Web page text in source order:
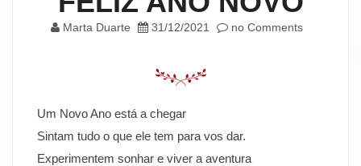
Marta Duarte 31/12/2021 no Comments
Um Novo Ano está a chegar
Sintam tudo o que ele tem para vos dar.
Experimentem sonhar e viver a aventura